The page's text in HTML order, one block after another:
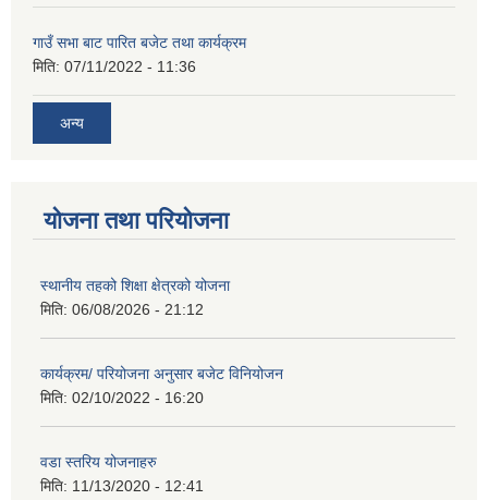
गाउँ सभा बाट पारित बजेट तथा कार्यक्रम
मिति: 07/11/2022 - 11:36
अन्य
योजना तथा परियोजना
स्थानीय तहको शिक्षा क्षेत्रको योजना
मिति: 06/08/2026 - 21:12
कार्यक्रम/ परियोजना अनुसार बजेट विनियोजन
मिति: 02/10/2022 - 16:20
वडा स्तरिय योजनाहरु
मिति: 11/13/2020 - 12:41